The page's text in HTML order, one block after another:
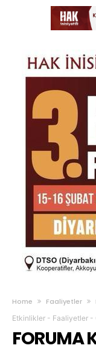
Home Faaliyetler
Etkinlikler - Faaliyetler -
FORUMA